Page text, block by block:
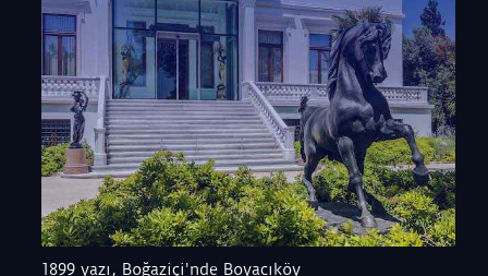
1899 yazı, Boğaziçi'nde Boyacıköy